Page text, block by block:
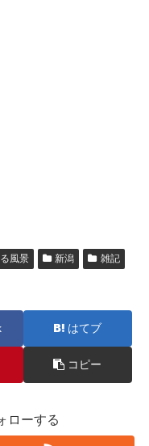
風景 新潟 雑記
はてブ
コピー
ローする